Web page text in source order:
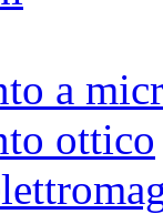
a
ottico